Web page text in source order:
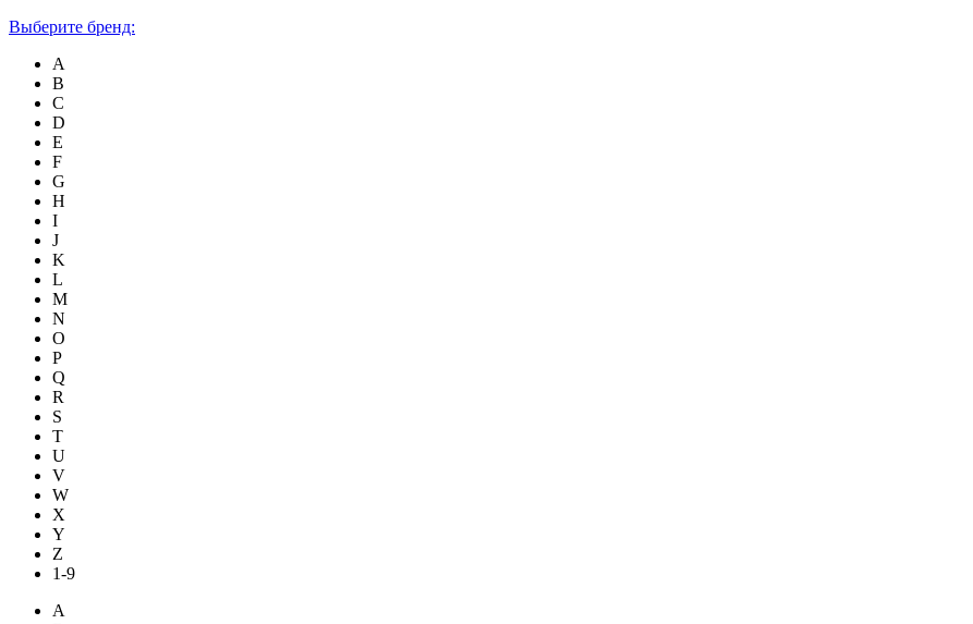
Выберите бренд:
A
B
C
D
E
F
G
H
I
J
K
L
M
N
O
P
Q
R
S
T
U
V
W
X
Y
Z
1-9
А